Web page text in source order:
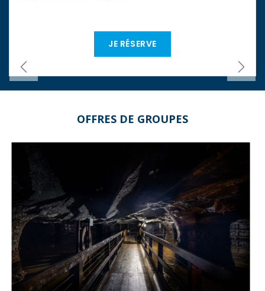
JE RÉSERVE
Zurück Weiter
OFFRES DE GROUPES